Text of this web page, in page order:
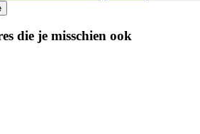
die je misschien ook